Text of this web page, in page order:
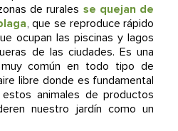
de rurales se quejan de
, que se reproduce rápido
ocupan las piscinas y lagos
de las ciudades. Es una
común en todo tipo de
libre donde es fundamental
animales de productos
nuestro jardín como un